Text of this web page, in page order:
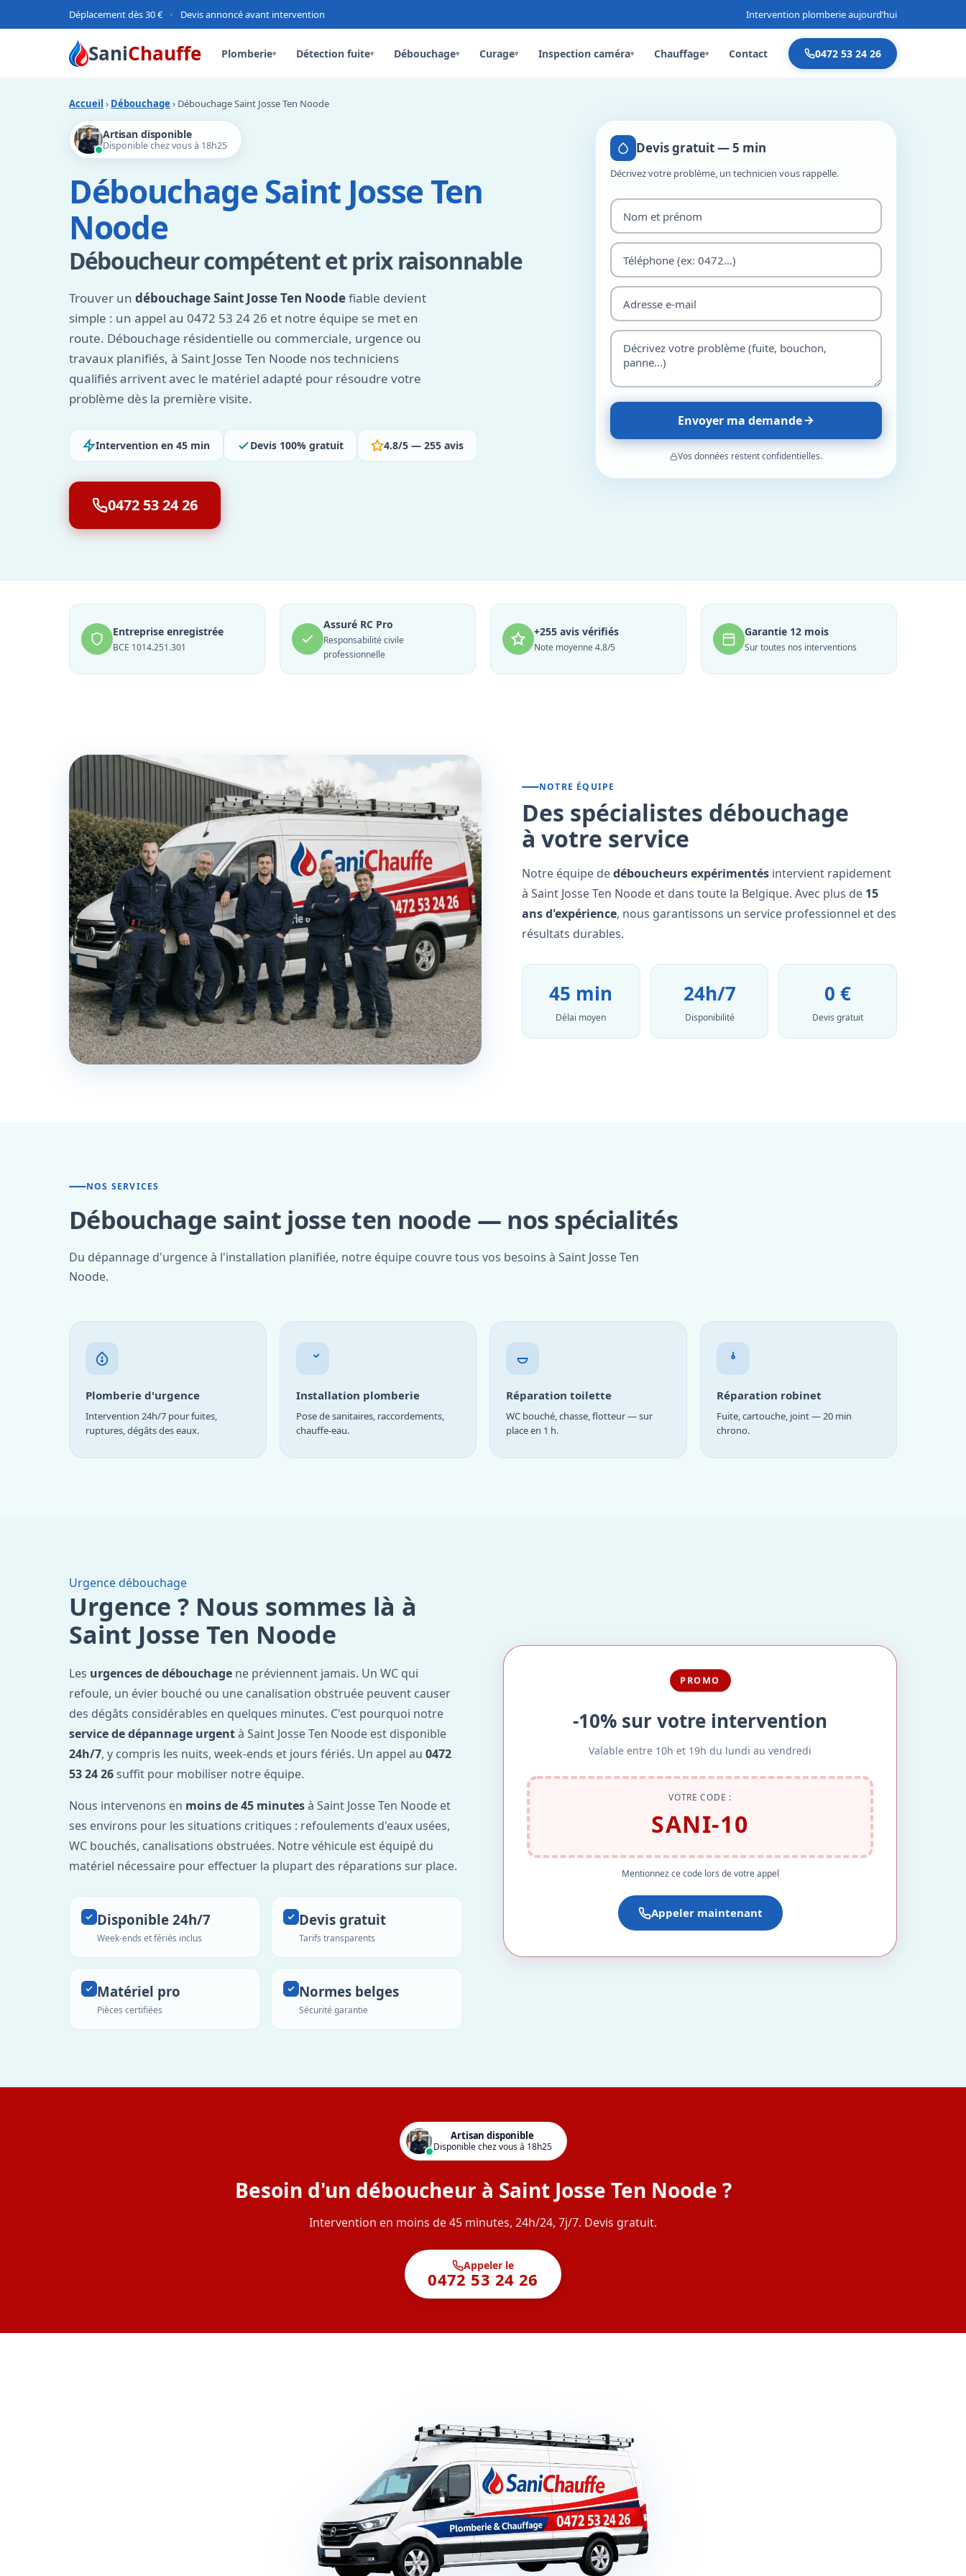
Déplacement dès 30 € • Devis annoncé avant intervention Intervention plomberie aujourd’hui
SaniChauffe Plomberie▾ Détection fuite▾ Débouchage▾ Curage▾ Inspection caméra▾ Chauffage▾ Contact 0472 53 24 26
Accueil › Débouchage › Débouchage Saint Josse Ten Noode
Artisan disponible
Disponible chez vous à 18h25
Débouchage Saint Josse Ten
Noode
Déboucheur compétent et prix raisonnable
Trouver un débouchage Saint Josse Ten Noodefiable devient
simple : un appel au 0472 53 24 26 et notre équipe se met en
route. Débouchage résidentielle ou commerciale, urgence ou
travaux planifiés, à Saint Josse Ten Noode nos techniciens
qualifiés arrivent avec le matériel adapté pour résoudre votre
problème dès la première visite.
Intervention en 45 min Devis 100% gratuit 4.8/5 — 255 avis
0472 53 24 26
Devis gratuit — 5 min
Décrivez votre problème, un technicien vous rappelle.
Envoyer ma demande
Vos données restent confidentielles.
Entreprise enregistrée
BCE 1014.251.301
Assuré RC Pro
Responsabilité civile
professionnelle
+255 avis vérifiés
Note moyenne 4.8/5
Garantie 12 mois
Sur toutes nos interventions
NOTRE ÉQUIPE
Des spécialistes débouchage
à votre service
Notre équipe dedéboucheurs expérimentés intervient rapidement
à Saint Josse Ten Noode et dans toute la Belgique. Avec plus de 15
ans d'expérience, nous garantissons un service professionnel et des
résultats durables.
45 min
Délai moyen
24h/7
Disponibilité
0 €
Devis gratuit
NOS SERVICES
Débouchage saint josse ten noode — nos spécialités
Du dépannage d'urgence à l'installation planifiée, notre équipe couvre tous vos besoins à Saint Josse Ten
Noode.
Plomberie d'urgence
Intervention 24h/7 pour fuites,
ruptures, dégâts des eaux.
Installation plomberie
Pose de sanitaires, raccordements,
chauffe-eau.
Réparation toilette
WC bouché, chasse, flotteur — sur
place en 1 h.
Réparation robinet
Fuite, cartouche, joint — 20 min
chrono.
Urgence débouchage
Urgence ? Nous sommes là à
Saint Josse Ten Noode
Les urgences de débouchage ne préviennent jamais. Un WC qui
refoule, un évier bouché ou une canalisation obstruée peuvent causer
des dégâts considérables en quelques minutes. C'est pourquoi notre
service de dépannage urgentà Saint Josse Ten Noode est disponible
24h/7, y compris les nuits, week-ends et jours fériés. Un appel au 0472
53 24 26suffit pour mobiliser notre équipe.
Nous intervenons en moins de 45 minutesà Saint Josse Ten Noode et
ses environs pour les situations critiques : refoulements d'eaux usées,
WC bouchés, canalisations obstruées. Notre véhicule est équipé du
matériel nécessaire pour effectuer la plupart des réparations sur place.
Disponible 24h/7
Week-ends et fériés inclus
Devis gratuit
Tarifs transparents
Matériel pro
Pièces certifiées
Normes belges
Sécurité garantie
PROMO
-10% sur votre intervention
Valable entre 10h et 19h du lundi au vendredi
VOTRE CODE :
SANI-10
Mentionnez ce code lors de votre appel
Appeler maintenant
Artisan disponible
Disponible chez vous à 18h25
Besoin d'un déboucheur à Saint Josse Ten Noode ?
Intervention en moins de 45 minutes, 24h/24, 7j/7. Devis gratuit.
Appeler le
0472 53 24 26